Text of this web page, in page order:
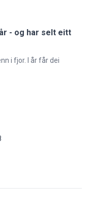
- og har selt eitt
i fjor. I år får dei